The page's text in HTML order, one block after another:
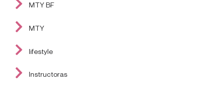
MTY BF
MTY
lifestyle
Instructoras